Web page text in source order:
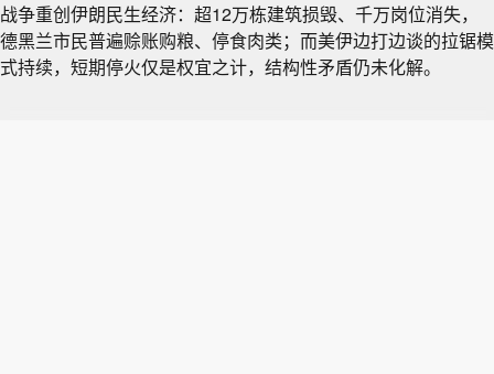
战争重创伊朗民生经济：超12万栋建筑损毁、千万岗位消失，
德黑兰市民普遍赊账购粮、停食肉类；而美伊边打边谈的拉锯模
式持续，短期停火仅是权宜之计，结构性矛盾仍未化解。